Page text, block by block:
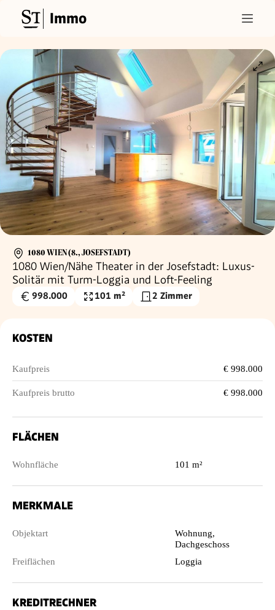
Immo
1080 WIEN (8., JOSEFSTADT)
1080 Wien/Nähe Theater in der Josefstadt: Luxus-
Solitär mit Turm-Loggia und Loft-Feeling
Kaufpreis
998.000
Wohnfläche
101 m² 2 Zimmer
KOSTEN
Kaufpreis € 998.000
Kaufpreis brutto € 998.000
FLÄCHEN
Wohnfläche 101 m²
MERKMALE
Objektart
Wohnung,
Dachgeschoss
Freiflächen
Loggia
KREDITRECHNER